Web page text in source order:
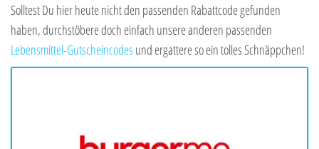
Solltest Du hier heute nicht den passenden Rabattcode gefunden
haben, durchstöbere doch einfach unsere anderen passenden
Lebensmittel-Gutscheincodes und ergattere so ein tolles Schnäppchen!